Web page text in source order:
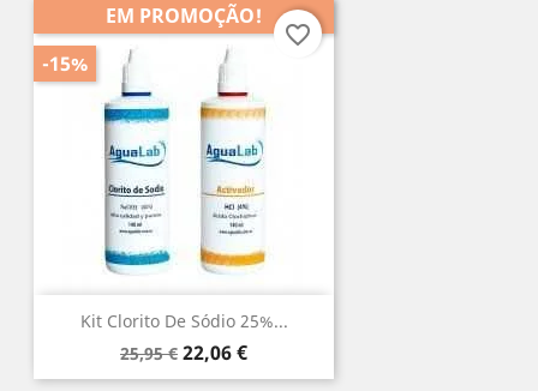
Kit Clorito De Sódio 25%...
Preço
normal
25,95 € Preço
22,06 €
EM PROMOÇÃO!
-15%
favorite_border